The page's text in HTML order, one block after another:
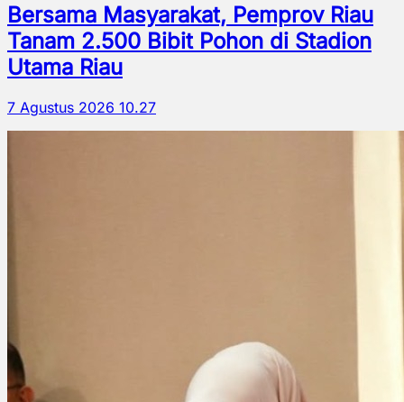
Bersama Masyarakat, Pemprov Riau
Tanam 2.500 Bibit Pohon di Stadion
Utama Riau
7 Agustus 2026 10.27